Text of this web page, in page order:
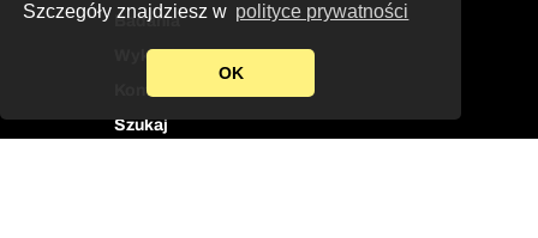
Szczegóły znajdziesz w polityce prywatności
OK
Badania
Wykładowcy
Kontakt
Szukaj